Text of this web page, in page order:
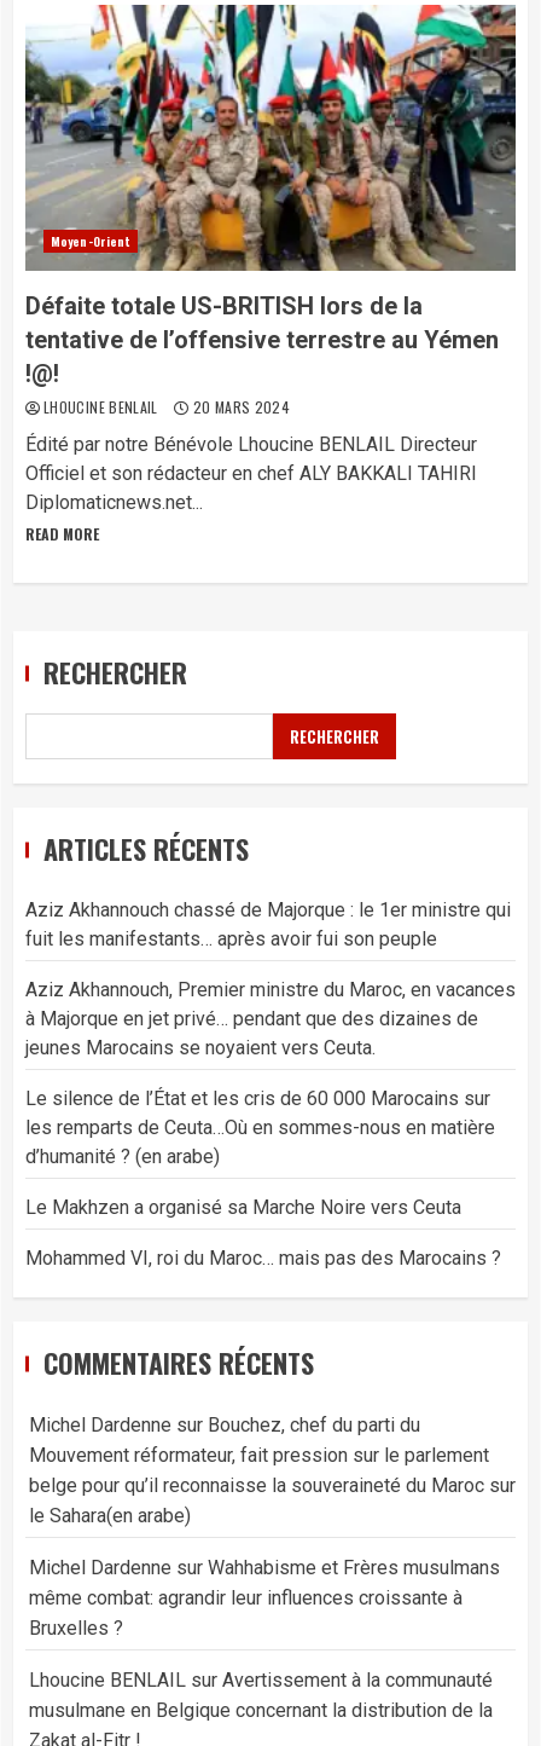
Moyen-Orient
Défaite totale US-BRITISH lors de la
tentative de l’offensive terrestre au Yémen
!@!
LHOUCINE BENLAIL 20 MARS 2024
Édité par notre Bénévole Lhoucine BENLAIL Directeur
Officiel et son rédacteur en chef ALY BAKKALI TAHIRI
Diplomaticnews.net...
READ MORE
RECHERCHER
RECHERCHER
ARTICLES RÉCENTS
Aziz Akhannouch chassé de Majorque : le 1er ministre qui
fuit les manifestants… après avoir fui son peuple
Aziz Akhannouch, Premier ministre du Maroc, en vacances
à Majorque en jet privé… pendant que des dizaines de
jeunes Marocains se noyaient vers Ceuta.
Le silence de l’État et les cris de 60 000 Marocains sur
les remparts de Ceuta…Où en sommes-nous en matière
d’humanité ? (en arabe)
Le Makhzen a organisé sa Marche Noire vers Ceuta
Mohammed VI, roi du Maroc… mais pas des Marocains ?
COMMENTAIRES RÉCENTS
Michel Dardenne sur Bouchez, chef du parti du
Mouvement réformateur, fait pression sur le parlement
belge pour qu’il reconnaisse la souveraineté du Maroc sur
le Sahara(en arabe)
Michel Dardenne sur Wahhabisme et Frères musulmans
même combat: agrandir leur influences croissante à
Bruxelles ?
Lhoucine BENLAIL sur Avertissement à la communauté
musulmane en Belgique concernant la distribution de la
Zakat al-Fitr !